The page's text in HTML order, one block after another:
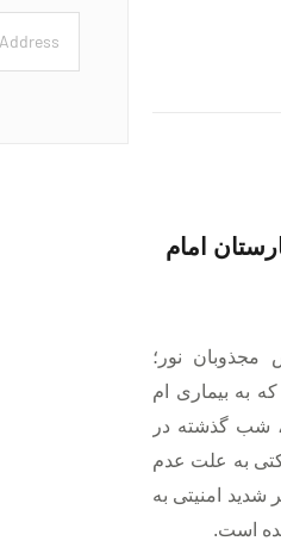
امام
مجذوبان نور؛
به بیماری ام
شب گذشته در
به علت عدم
شدید امنیتی به
است.